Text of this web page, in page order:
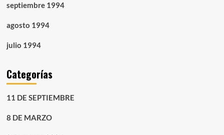
septiembre 1994
agosto 1994
julio 1994
Categorías
11 DE SEPTIEMBRE
8 DE MARZO